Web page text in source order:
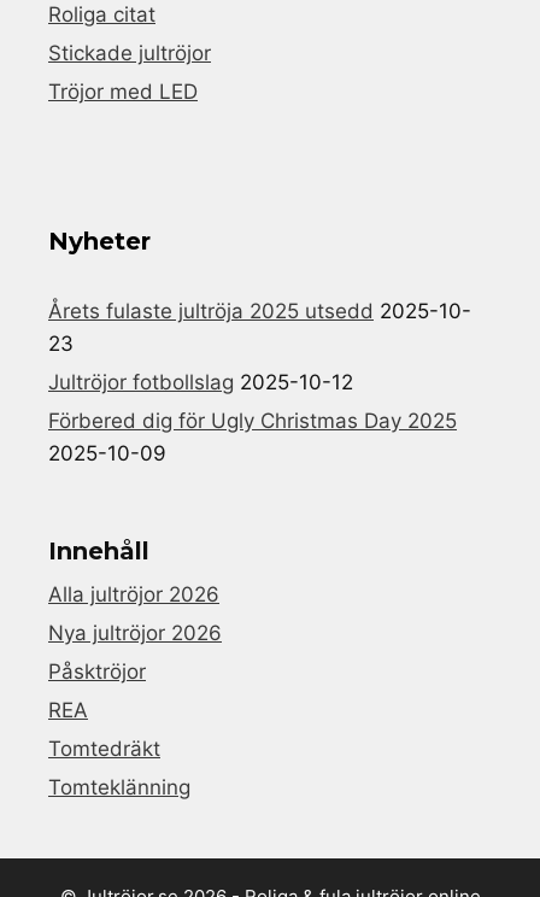
Roliga citat
Stickade jultröjor
Tröjor med LED
Nyheter
Årets fulaste jultröja 2025 utsedd 2025-10-
23
Jultröjor fotbollslag 2025-10-12
Förbered dig för Ugly Christmas Day 2025
2025-10-09
Innehåll
Alla jultröjor 2026
Nya jultröjor 2026
Påsktröjor
REA
Tomtedräkt
Tomteklänning